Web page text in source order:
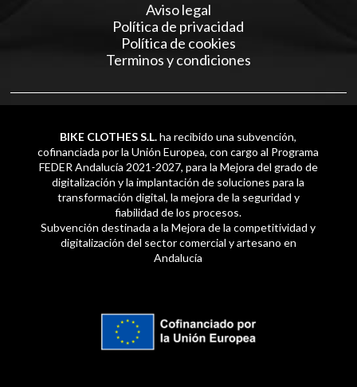
Aviso legal
Política de privacidad
Política de cookies
Terminos y condiciones
BIKE CLOTHES S.L.ha recibido una subvención,
cofinanciada por la Unión Europea, con cargo al Programa
FEDER Andalucía 2021-2027, para la Mejora del grado de
digitalización y la implantación de soluciones para la
transformación digital, la mejora de la seguridad y
fiabilidad de los procesos.
Subvención destinada a la Mejora de la competitividad y
digitalización del sector comercial y artesano en
Andalucía